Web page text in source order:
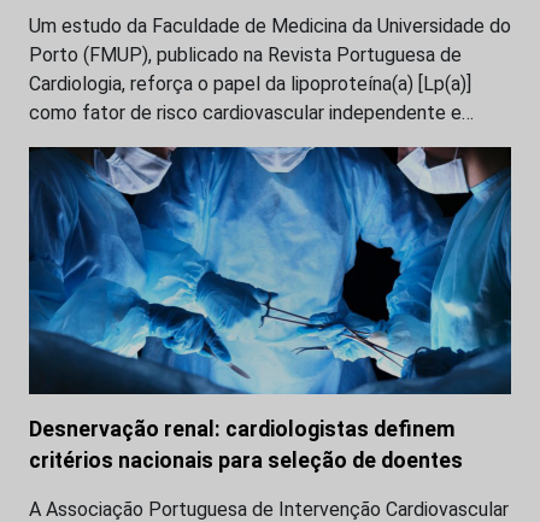
Um estudo da Faculdade de Medicina da Universidade do
Porto (FMUP), publicado na Revista Portuguesa de
Cardiologia, reforça o papel da lipoproteína(a) [Lp(a)]
como fator de risco cardiovascular independente e…
Desnervação renal: cardiologistas definem
critérios nacionais para seleção de doentes
A Associação Portuguesa de Intervenção Cardiovascular